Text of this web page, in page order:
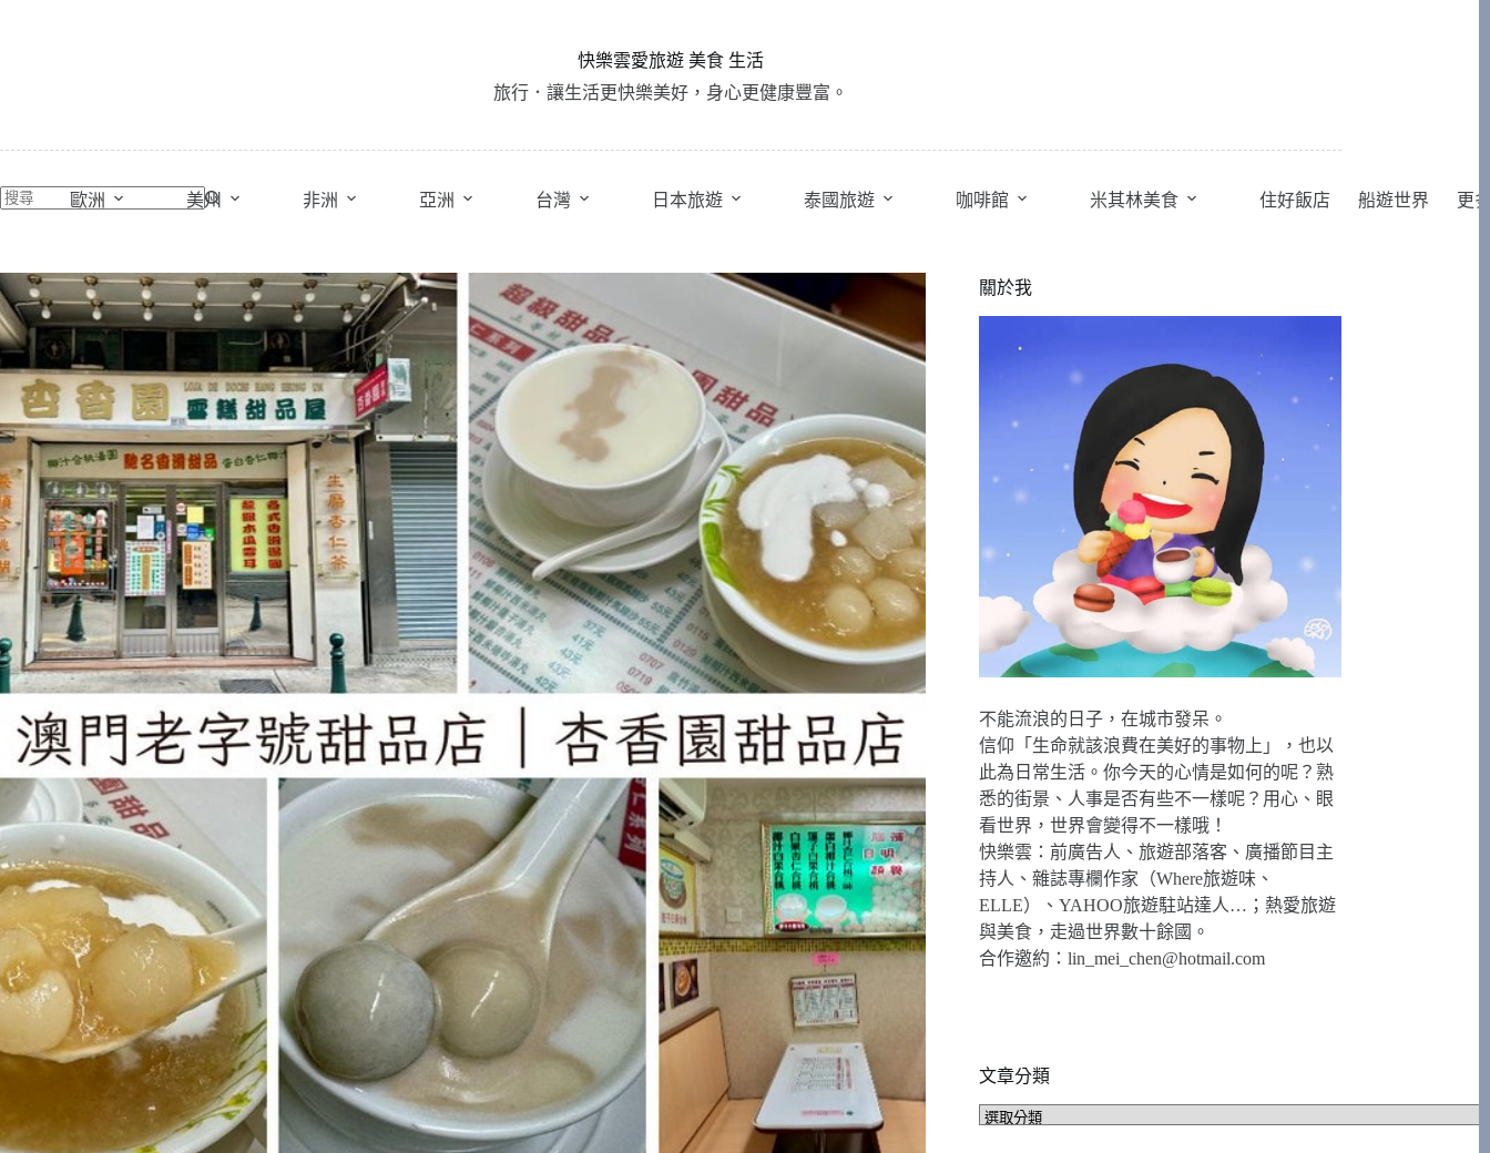
容
快樂雲愛旅遊 美食 生活
旅行．讓生活更快樂美好，身心更健康豐富。
歐洲 美州 非洲 亞洲 台灣 日本旅遊 泰國旅遊 咖啡館 米其林美食 住好飯店 船遊世界 更
關於我
不能流浪的日子，在城市發呆。
信仰「生命就該浪費在美好的事物上」，也以
此為日常生活。你今天的心情是如何的呢？熟
悉的街景、人事是否有些不一樣呢？用心、眼
看世界，世界會變得不一樣哦！
快樂雲：前廣告人、旅遊部落客、廣播節目主
持人、雜誌專欄作家（Where旅遊味、
ELLE）、YAHOO旅遊駐站達人…；熱愛旅遊
與美食，走過世界數十餘國。
合作邀約：lin_mei_chen@hotmail.com
文章分類
文